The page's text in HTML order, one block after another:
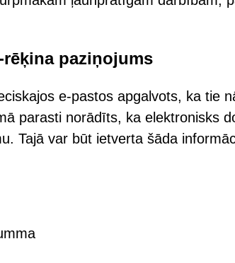
paziņojums
e-pastos apgalvots, ka tie
parasti norādīts, ka elektronisks
Tajā var būt ietverta šāda